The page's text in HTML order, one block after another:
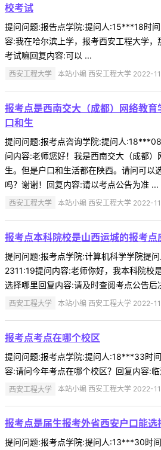
校考试
提问问题:报告点学院:提问人:15***18时
容:我在哈尔滨上学，报考西安工程大学
考试嘛回复内容:可以 ...
西安工程大学 本站小编 西安工程大学 2022-
报考点是西南交大（成都）网络教
口和生
提问问题:报考点咨询学院:提问人
问内容:老师您好！我是西南交大（成都）
生。但是户口和生活都在陕西。请问可以
吗？谢谢！回复内容:请以考点公告为准 ...
西安工程大学 本站小编 西安工程大学 2022-
报考点本科院校是山西运城的报考点
提问问题:报考点学院:计算机科学学院提
2311:19提问内容:老师你好，我本科院校
选择哪里回复内容:请及时查阅考点公告后
西安工程大学 本站小编 西安工程大学 2022-
报考点考点在哪个校区
提问问题:报考点学院:提问人:18***33时
容:请问今年考点在哪个校区？回复内容:
西安工程大学 本站小编 西安工程大学 2022-
报考点是届生报考外省西安户口能选
提问问题:报考点学院:提问人:13***30时